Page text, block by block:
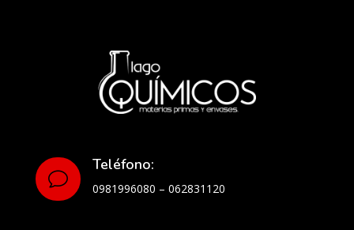
v
Teléfono:
0981996080 – 062831120